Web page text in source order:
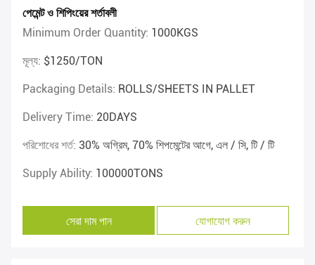
পেমেন্ট ও শিপিংয়ের শর্তাবলী
Minimum Order Quantity: 1000KGS
মূল্য: $1250/TON
Packaging Details: ROLLS/SHEETS IN PALLET
Delivery Time: 20DAYS
পরিশোধের শর্ত: 30% অগ্রিম, 70% শিপমেন্টের আগে, এল / সি, টি / টি
Supply Ability: 100000TONS
সেরা দাম পান যোগাযোগ করুন